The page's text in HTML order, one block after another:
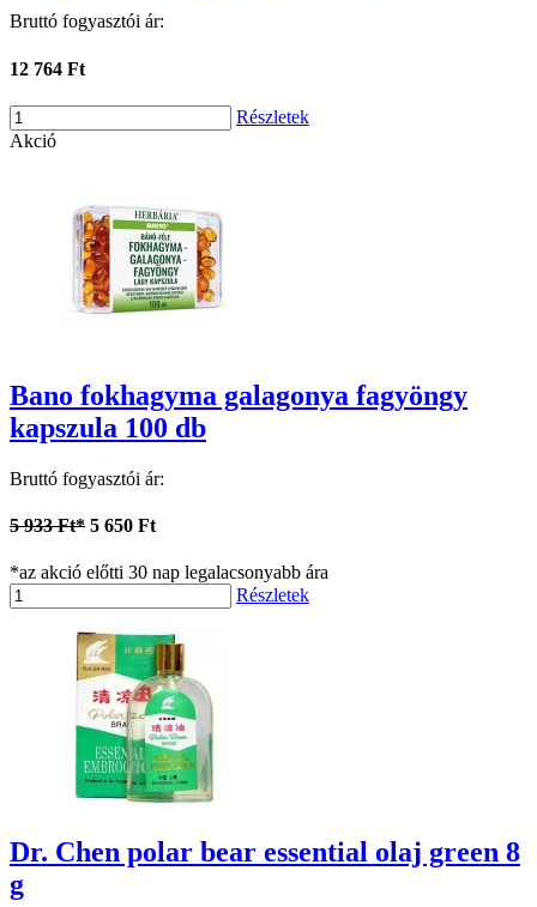
Bruttó fogyasztói ár:
12 764 Ft
Részletek
Akció
Bano fokhagyma galagonya fagyöngy
kapszula 100 db
Bruttó fogyasztói ár:
5 933 Ft* 5 650 Ft
*az akció előtti 30 nap legalacsonyabb ára
Részletek
Dr. Chen polar bear essential olaj green 8
g